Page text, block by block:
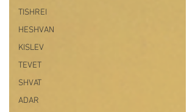
TISHREI
HESHVAN
KISLEV
TEVET
SHVAT
ADAR